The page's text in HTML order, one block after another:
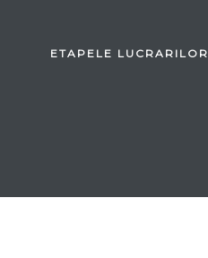
ETAPELE LUCRARILOR